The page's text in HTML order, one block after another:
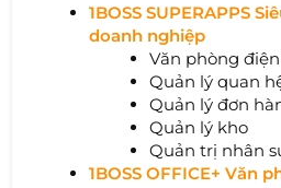
1BOSS SUPERAPPS
doanh nghiệp
Văn phòng
Quản lý quan
Quản lý đơn
Quản lý kho
Quản trị nhân
1BOSS OFFICE+ Văn